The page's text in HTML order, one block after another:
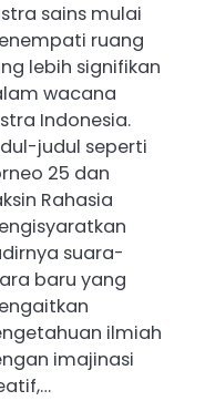
sains mulai
ruang
lebih signifikan
wacana
Indonesia.
judul seperti
25 dan
Rahasia
suara-
baru yang
ilmiah
imajinasi